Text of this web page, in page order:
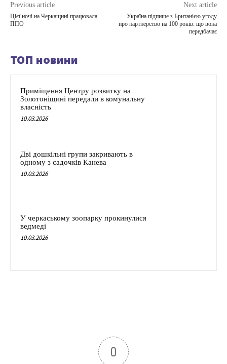
Previous article
Цієї ночі на Черкащині працювала
ППО
Next article
Україна підпише з Британією угоду
про партнерство на 100 років: що вона
передбачає
ТОП новини
Приміщення Центру розвитку на
Золотоніщині передали в комунальну
власність
10.03.2026
Дві дошкільні групи закривають в
одному з садочків Канева
10.03.2026
У черкаському зоопарку прокинулися
ведмеді
10.03.2026
0